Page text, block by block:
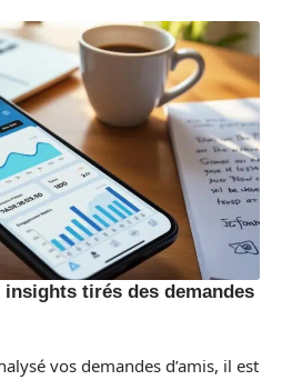
tirés des demandes
vos demandes d’amis, il est